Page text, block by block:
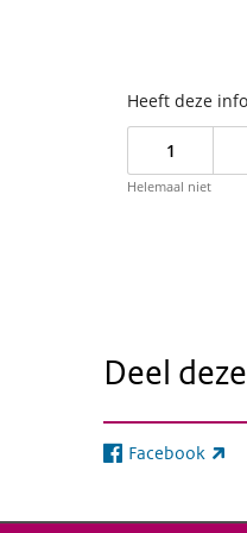
Heeft deze
1
Helemaal niet
Deel
Facebook
(externe link)